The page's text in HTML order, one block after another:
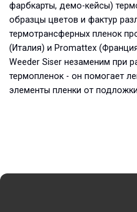
фарбкарты, демо-кейсы)
образцы цветов и фактур
термотрансферных пленок
(Италия) и Promattex
Weeder Siser незаменим при
термопленок - он помогает
элементы пленки от